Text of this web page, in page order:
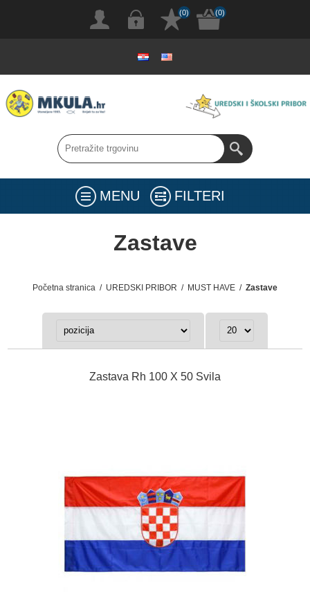
(0) (0)
MENU FILTERI
Zastave
Početna stranica / UREDSKI PRIBOR / MUST HAVE / Zastave
Zastava Rh 100 X 50 Svila